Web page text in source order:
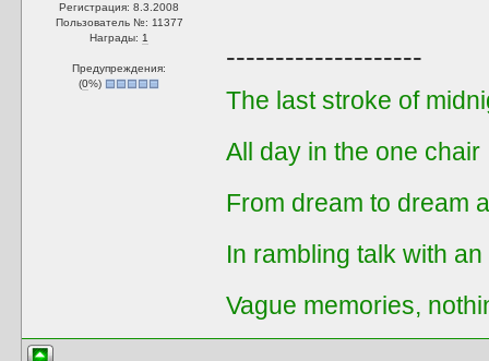
Регистрация: 8.3.2008
Пользователь №: 11377
Награды: 1
Предупреждения:
(0%)
--------------------
The last stroke of
All day in the one chair
From dream to dream
In rambling talk with
Vague memories,